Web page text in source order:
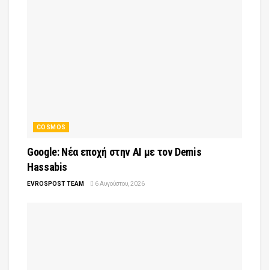
COSMOS
Google: Νέα εποχή στην AI με τον Demis
Hassabis
EVROSPOST TEAM 6 Αυγούστου, 2026